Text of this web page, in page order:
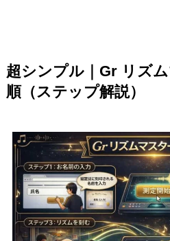
超シンプル｜Gr リズ
順（ステップ解説）